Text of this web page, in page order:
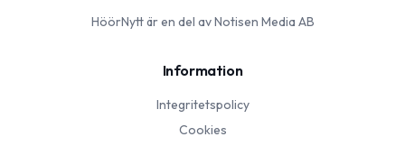
HöörNyttär en del av Notisen Media AB
Information
Integritetspolicy
Cookies